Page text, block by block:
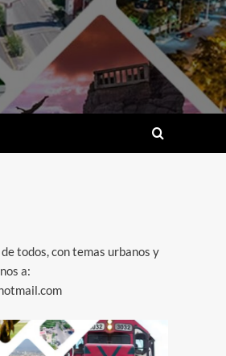
todos, con temas urbanos y
a: